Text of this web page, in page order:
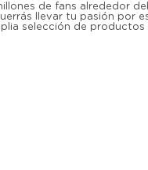
de fans alrededor
llevar tu pasión por
selección de